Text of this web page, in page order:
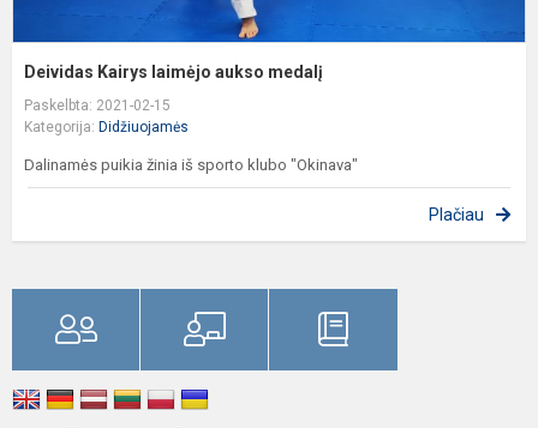
Deividas Kairys laimėjo aukso medalį
Paskelbta: 2021-02-15
Kategorija: Didžiuojamės
Dalinamės puikia žinia iš sporto klubo "Okinava"
Plačiau